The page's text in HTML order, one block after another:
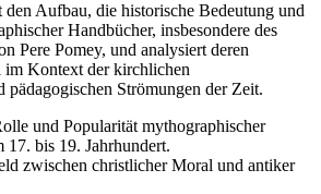
Aufbau, die historische Bedeutung und
Handbücher, insbesondere des
Pere Pomey, und analysiert deren
Kontext der kirchlichen
Strömungen der Zeit.
und Popularität mythographischer
17. bis 19. Jahrhundert.
zwischen christlicher Moral und antiker